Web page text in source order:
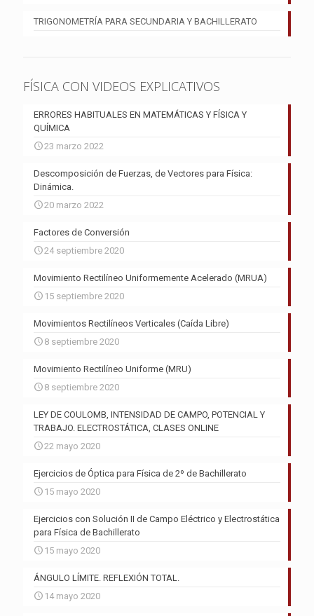
TRIGONOMETRÍA PARA SECUNDARIA Y BACHILLERATO
FÍSICA CON VIDEOS EXPLICATIVOS
ERRORES HABITUALES EN MATEMÁTICAS Y FÍSICA Y
QUÍMICA
23 marzo 2022
Descomposición de Fuerzas, de Vectores para Física:
Dinámica.
20 marzo 2022
Factores de Conversión
24 septiembre 2020
Movimiento Rectilíneo Uniformemente Acelerado (MRUA)
15 septiembre 2020
Movimientos Rectilíneos Verticales (Caída Libre)
8 septiembre 2020
Movimiento Rectilíneo Uniforme (MRU)
8 septiembre 2020
LEY DE COULOMB, INTENSIDAD DE CAMPO, POTENCIAL Y
TRABAJO. ELECTROSTÁTICA, CLASES ONLINE
22 mayo 2020
Ejercicios de Óptica para Física de 2º de Bachillerato
15 mayo 2020
Ejercicios con Solución II de Campo Eléctrico y Electrostática
para Física de Bachillerato
15 mayo 2020
ÁNGULO LÍMITE. REFLEXIÓN TOTAL.
14 mayo 2020